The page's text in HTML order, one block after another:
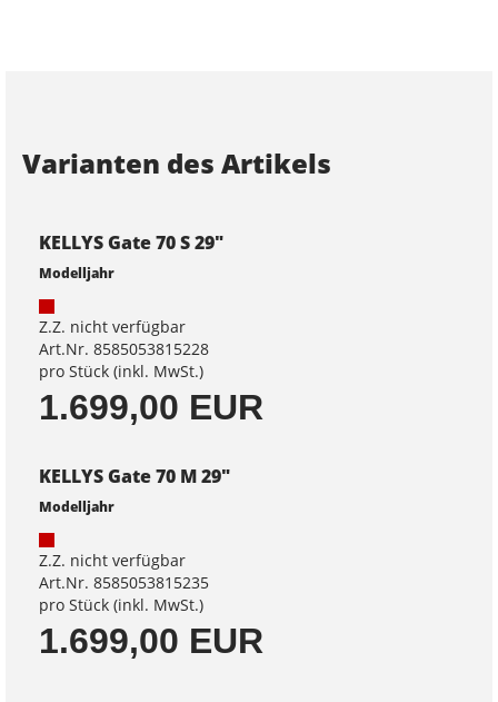
Varianten des Artikels
KELLYS Gate 70 S 29"
Modelljahr
Z.Z. nicht verfügbar
Art.Nr. 8585053815228
pro Stück (inkl. MwSt.)
1.699,00 EUR
KELLYS Gate 70 M 29"
Modelljahr
Z.Z. nicht verfügbar
Art.Nr. 8585053815235
pro Stück (inkl. MwSt.)
1.699,00 EUR